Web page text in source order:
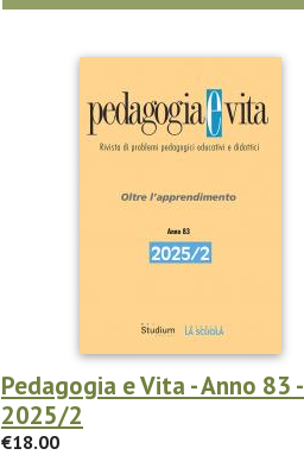
Pedagogia e Vita - Anno 83 -
2025/2
€18.00